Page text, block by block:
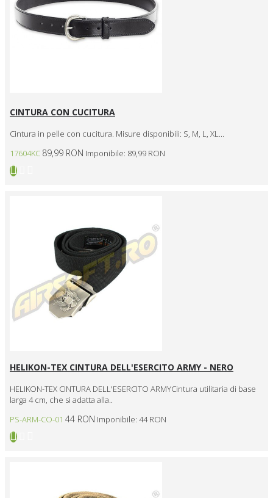
CINTURA CON CUCITURA
Cintura in pelle con cucitura. Misure disponibili: S, M, L, XL...
17604KC 89,99 RON Imponibile: 89,99 RON
HELIKON-TEX CINTURA DELL'ESERCITO ARMY - NERO
HELIKON-TEX CINTURA DELL'ESERCITO ARMYCintura utilitaria di base
larga 4 cm, che si adatta alla..
PS-ARM-CO-01 44 RON Imponibile: 44 RON